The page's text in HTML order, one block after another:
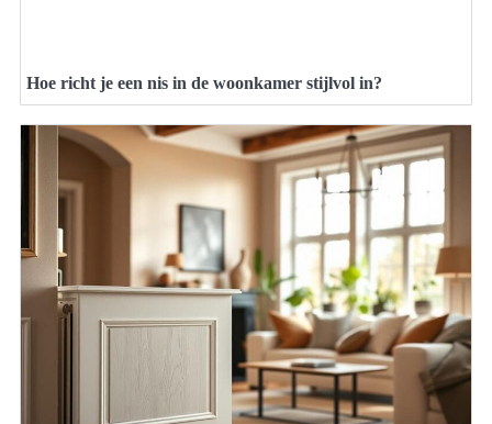
Hoe richt je een nis in de woonkamer stijlvol in?